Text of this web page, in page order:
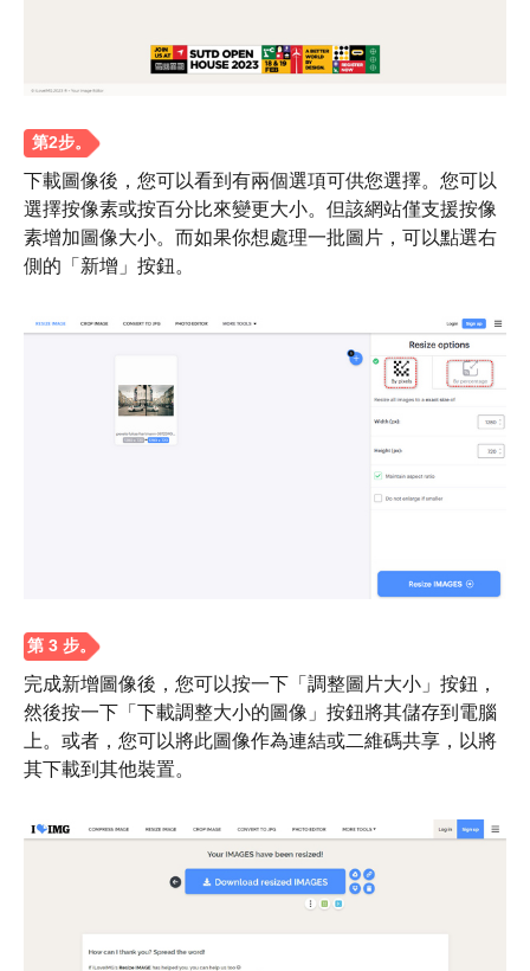
第2步。
下載圖像後，您可以看到有兩個選項可供您選擇。您可以
選擇按像素或按百分比來變更大小。但該網站僅支援按像
素增加圖像大小。而如果你想處理一批圖片，可以點選右
側的「新增」按鈕。
完成新增圖像後，您可以按一下「調整圖片大小」按鈕，
然後按一下「下載調整大小的圖像」按鈕將其儲存到電腦
上。或者，您可以將此圖像作為連結或二維碼共享，以將
其下載到其他裝置。